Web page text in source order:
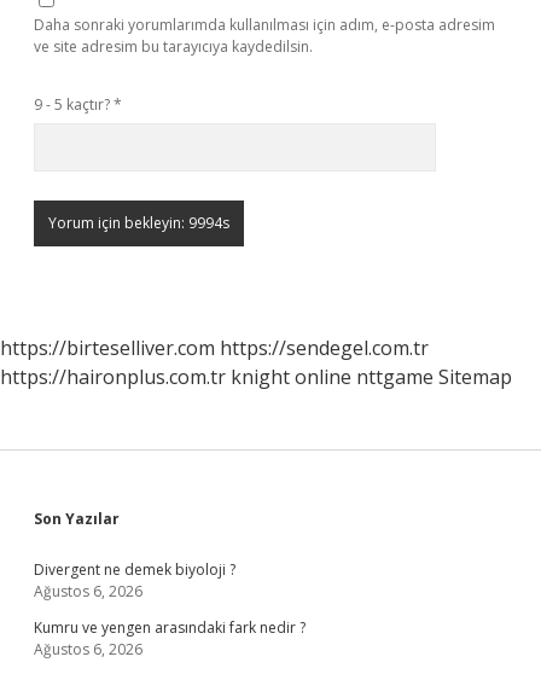
Daha sonraki yorumlarımda kullanılması için adım, e-posta adresim
ve site adresim bu tarayıcıya kaydedilsin.
9 - 5 kaçtır?*
https://birteselliver.com https://sendegel.com.tr
https://haironplus.com.tr knight online nttgame Sitemap
Sidebar
Son Yazılar
Divergent ne demek biyoloji ?
Ağustos 6, 2026
Kumru ve yengen arasındaki fark nedir ?
Ağustos 6, 2026